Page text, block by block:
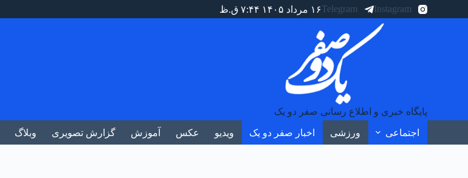
Instagram
Telegram۱۶ مرداد ۱۴۰۵ ۷:۴۴ ق.ظ
پایگاه خبری و اطلاع رسانی صفر دو یک
اجتماعی ورزشی اخبار صفر دو یک ویدیو عکس آموزش گزارش تصویری وبلاگ